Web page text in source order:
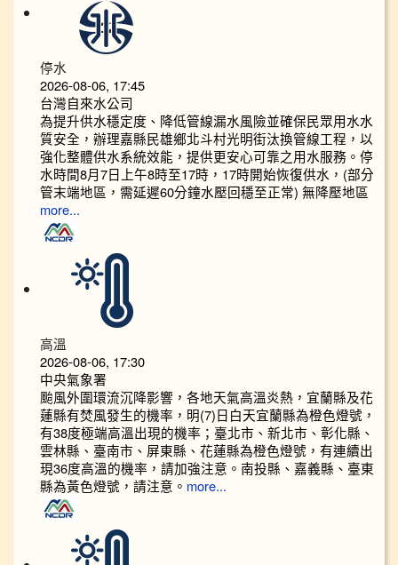
停水
2026-08-06, 17:45
台灣自來水公司
為提升供水穩定度、降低管線漏水風險並確保民眾用水水
質安全，辦理嘉縣民雄鄉北斗村光明街汰換管線工程，以
強化整體供水系統效能，提供更安心可靠之用水服務。停
水時間8月7日上午8時至17時，17時開始恢復供水，(部分
管末端地區，需延遲60分鐘水壓回穩至正常) 無降壓地區
more...
高溫
2026-08-06, 17:30
中央氣象署
颱風外圍環流沉降影響，各地天氣高溫炎熱，宜蘭縣及花
蓮縣有焚風發生的機率，明(7)日白天宜蘭縣為橙色燈號，
有38度極端高溫出現的機率；臺北市、新北市、彰化縣、
雲林縣、臺南市、屏東縣、花蓮縣為橙色燈號，有連續出
現36度高溫的機率，請加強注意。南投縣、嘉義縣、臺東
縣為黃色燈號，請注意。 more...